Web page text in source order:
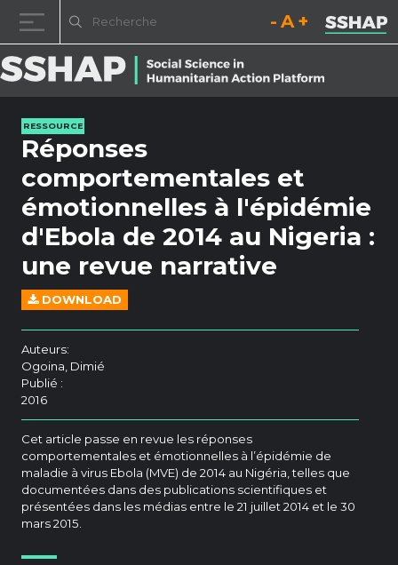
Diminuez la taille de la
Réinitialisez la
RESSOURCE
Réponses
comportementales et
émotionnelles à l'épidémie
d'Ebola de 2014 au Nigeria :
une revue narrative
DOWNLOAD
Auteurs:
Ogoina, Dimié
Publié :
2016
Cet article passe en revue les réponses
comportementales et émotionnelles à l’épidémie de
maladie à virus Ebola (MVE) de 2014 au Nigéria, telles que
documentées dans des publications scientifiques et
présentées dans les médias entre le 21 juillet 2014 et le 30
mars 2015.